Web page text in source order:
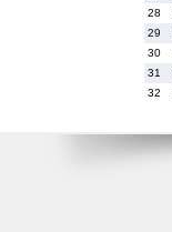
28
29
30
31
32